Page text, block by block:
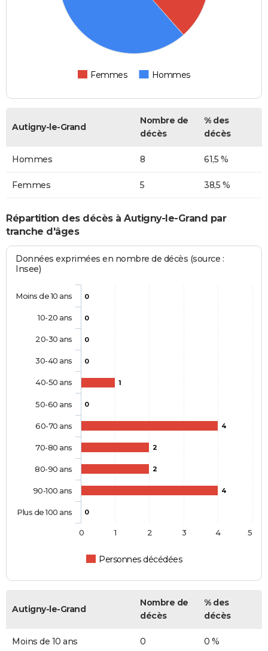
Femmes Hommes
Autigny-le-Grand
Nombre de
décès
% des
décès
Hommes 8 61,5 %
Femmes 5 38,5 %
Répartition des décès à Autigny-le-Grand par
tranche d'âges
Données exprimées en nombre de décès (source :
Insee)
0
0
0
0
1
0
4
2
2
4
0
Personnes décédées
Moins de 10 ans
10-20 ans
20-30 ans
30-40 ans
40-50 ans
50-60 ans
60-70 ans
70-80 ans
80-90 ans
90-100 ans
Plus de 100 ans
0 1 2 3 4 5
Autigny-le-Grand
Nombre de
décès
% des
décès
Moins de 10 ans 0 0 %